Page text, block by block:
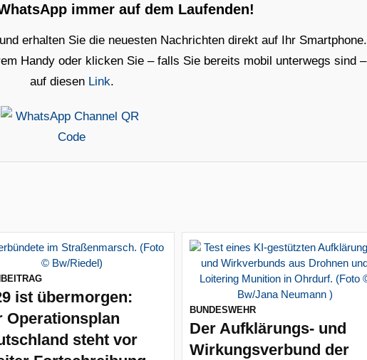
immer auf dem Laufenden!
erhalten Sie die neuesten Nachrichten direkt auf Ihr Smartphone.
Handy oder klicken Sie – falls Sie bereits mobil unterwegs sind –
auf diesen Link.
ist übermorgen:
Operationsplan
steht vor
BUNDESWEHR
Der Aufklärungs- und
Wirkungsverbund der